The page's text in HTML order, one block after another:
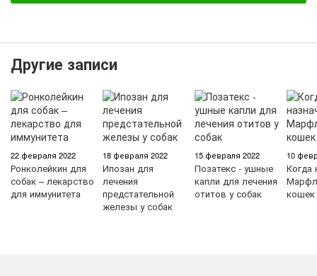
Другие записи
22 февраля 2022
Ронколейкин для
собак – лекарство
для иммунитета
18 февраля 2022
Ипозан для
лечения
предстательной
железы у собак
15 февраля 2022
Позатекс - ушные
капли для лечения
отитов у собак
10
Когда
кошек